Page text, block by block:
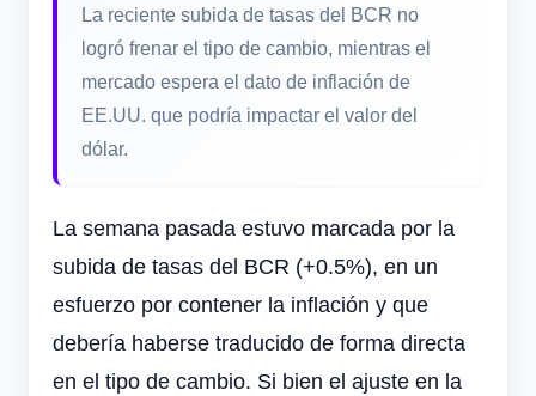
La reciente subida de tasas del BCR no
logró frenar el tipo de cambio, mientras el
mercado espera el dato de inflación de
EE.UU. que podría impactar el valor del
dólar.
La semana pasada estuvo marcada por la
subida de tasas del BCR (+0.5%), en un
esfuerzo por contener la inflación y que
debería haberse traducido de forma directa
en el tipo de cambio. Si bien el ajuste en la